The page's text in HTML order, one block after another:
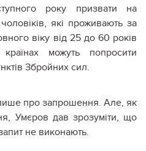
року призвати на
які проживають за
віку від 25 до 60 років
можуть попросити
Збройних сил.
про запрошення. Але, як
Умєров дав зрозуміти, що
не виконають.